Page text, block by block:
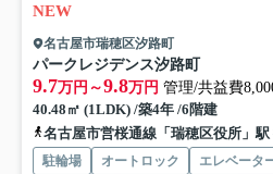
NEW
名古屋市瑞穂区汐路町
パークレジデンス汐路町
9.7万円～9.8万円 管理/共益費
40.48㎡ (1LDK) /築4年 /6階建
名古屋市営桜通線「瑞穂区役所」駅
駐輪場 オートロック エレベータ